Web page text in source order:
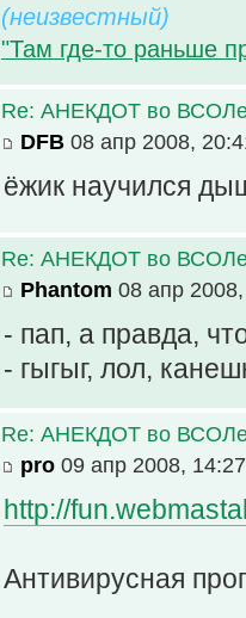
(неизвестный)
"Там где-то раньше
Re: АНЕКДОТ во
DFB 08 апр 2008,
ёжик научился
Re: АНЕКДОТ во
Phantom 08 апр
- пап, а правда,
- гыгыг, лол,
Re: АНЕКДОТ во
pro 09 апр 2008, 14:27
http://
Антивирусная